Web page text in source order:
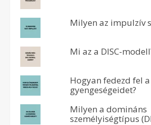
Milyen az impulzív
Mi az a DISC-
Hogyan fedezd fel a
gyengeségeidet?
Milyen a domináns
személyiségtípus